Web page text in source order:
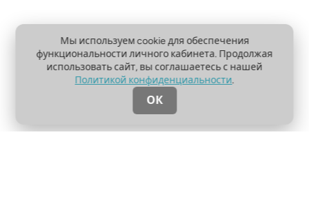
Мы используем cookie для обеспечения
функциональности личного кабинета. Продолжая
использовать сайт, вы соглашаетесь с нашей
Политикой конфиденциальности.
ОК